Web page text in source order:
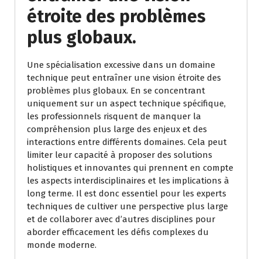
étroite des problèmes
plus globaux.
Une spécialisation excessive dans un domaine
technique peut entraîner une vision étroite des
problèmes plus globaux. En se concentrant
uniquement sur un aspect technique spécifique,
les professionnels risquent de manquer la
compréhension plus large des enjeux et des
interactions entre différents domaines. Cela peut
limiter leur capacité à proposer des solutions
holistiques et innovantes qui prennent en compte
les aspects interdisciplinaires et les implications à
long terme. Il est donc essentiel pour les experts
techniques de cultiver une perspective plus large
et de collaborer avec d’autres disciplines pour
aborder efficacement les défis complexes du
monde moderne.